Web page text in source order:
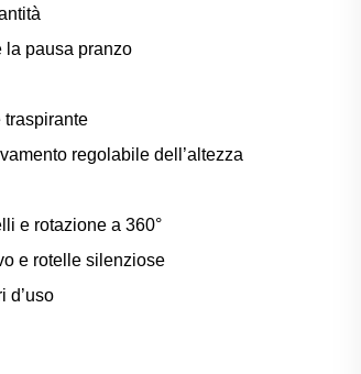
la pausa pranzo
traspirante
regolabile dell’altezza
e rotazione a 360°
e rotelle silenziose
d’uso